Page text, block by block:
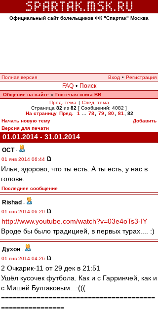
Официальный сайт болельщиков ФК "Спартак" Москва
Полная версия Вход • Регистрация
FAQ • Поиск
Общение на сайте » Гостевая книга ВВ
Пред. тема | След. тема
Страница 82 из 82 [ Сообщений: 4082 ]
На страницу Пред. 1 78 79 80 81
82
Начать новую тему
Добавить
Версия для печати
01.01.2014 - 31.01.2014
ОСТ -
01 янв 2014 06:44
Илья, здорово, что ты есть. А ты есть, у нас в
голове.
Последнее сообщение
Rishad -
01 янв 2014 06:20
http://www.youtube.com/watch?v=03e4oTs3-IY
Вроде бы было традицией, в первых турах.... :)
Духон -
01 янв 2014 04:26
2 Очкарик-11 от 29 дек в 21:51
Ушёл кусочек футбола. Как и с Гарринчей, как и
с Мишей Булгаковым...:(((
=======================================
================